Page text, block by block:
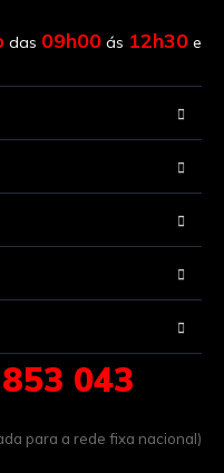
das 09h00 ás 12h30 e
043
para a rede fixa nacional)